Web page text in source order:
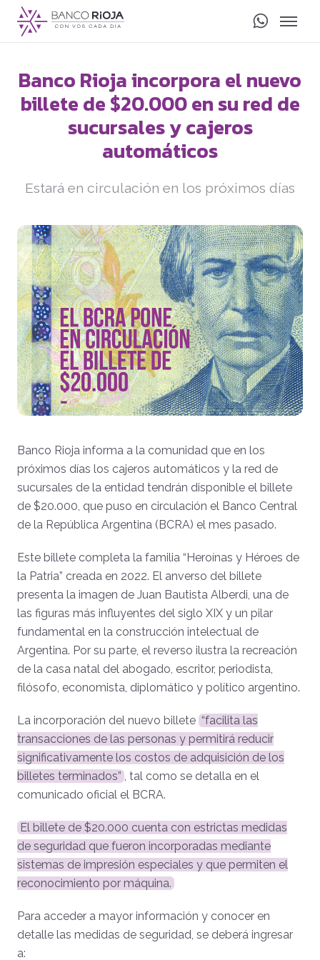
Banco Rioja incorpora el nuevo
billete de $20.000 en su red de
sucursales y cajeros
automáticos
Estará en circulación en los próximos días
Banco Rioja informa a la comunidad que en los
próximos días los cajeros automáticos y la red de
sucursales de la entidad tendrán disponible el billete
de $20.000, que puso en circulación el Banco Central
de la República Argentina (BCRA) el mes pasado.
Este billete completa la familia “Heroínas y Héroes de
la Patria” creada en 2022. El anverso del billete
presenta la imagen de Juan Bautista Alberdi, una de
las figuras más influyentes del siglo XIX y un pilar
fundamental en la construcción intelectual de
Argentina. Por su parte, el reverso ilustra la recreación
de la casa natal del abogado, escritor, periodista,
filósofo, economista, diplomático y político argentino.
La incorporación del nuevo billete “facilita las
transacciones de las personas y permitirá reducir
significativamente los costos de adquisición de los
billetes terminados”
, tal como se detalla en el
comunicado oficial el BCRA.
El billete de $20.000 cuenta con estrictas medidas
de seguridad que fueron incorporadas mediante
sistemas de impresión especiales y que permiten el
reconocimiento por máquina.
Para acceder a mayor información y conocer en
detalle las medidas de seguridad, se deberá ingresar
a: